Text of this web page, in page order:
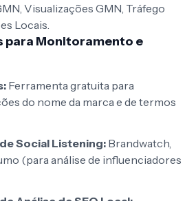
Visualizações GMN, Tráfego
Locais.
para Monitoramento e
Ferramenta gratuita para
do nome da marca e de termos
Social Listening: Brandwatch,
(para análise de influenciadores